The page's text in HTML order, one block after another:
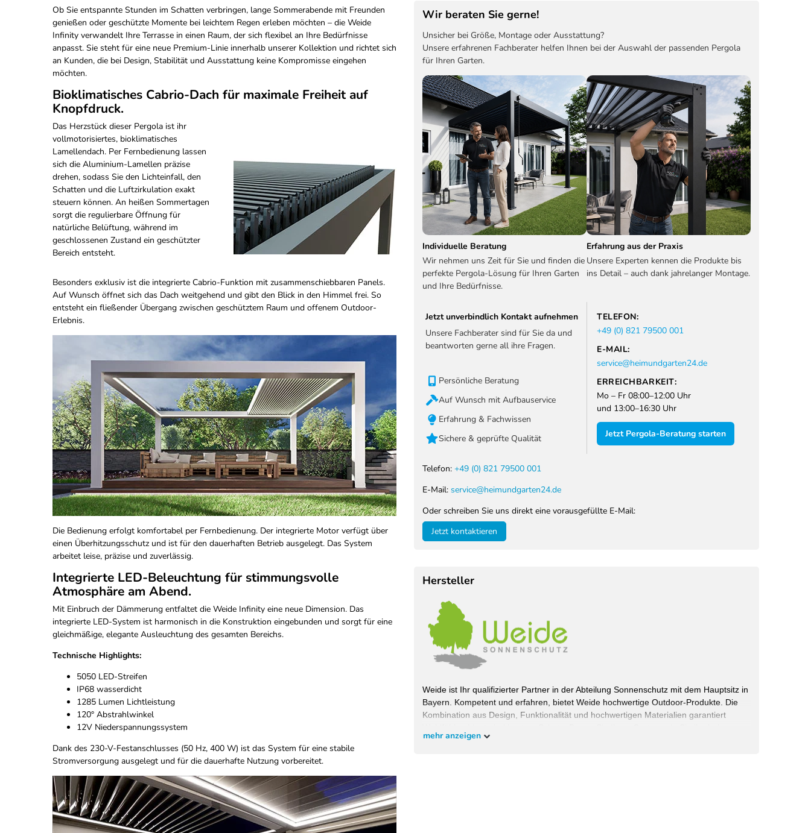
Ob Sie entspannte Stunden im Schatten verbringen, lange Sommerabende mit Freunden
genießen oder geschützte Momente bei leichtem Regen erleben möchten – die Weide
Infinity verwandelt Ihre Terrasse in einen Raum, der sich flexibel an Ihre Bedürfnisse
anpasst. Sie steht für eine neue Premium-Linie innerhalb unserer Kollektion und richtet sich
an Kunden, die bei Design, Stabilität und Ausstattung keine Kompromisse eingehen
möchten.
Bioklimatisches Cabrio-Dach für maximale Freiheit auf
Knopfdruck.
Das Herzstück dieser Pergola ist ihr
vollmotorisiertes, bioklimatisches
Lamellendach. Per Fernbedienung lassen
sich die Aluminium-Lamellen präzise
drehen, sodass Sie den Lichteinfall, den
Schatten und die Luftzirkulation exakt
steuern können. An heißen Sommertagen
sorgt die regulierbare Öffnung für
natürliche Belüftung, während im
geschlossenen Zustand ein geschützter
Bereich entsteht.
Besonders exklusiv ist die integrierte Cabrio-Funktion mit zusammenschiebbaren Panels.
Auf Wunsch öffnet sich das Dach weitgehend und gibt den Blick in den Himmel frei. So
entsteht ein fließender Übergang zwischen geschütztem Raum und offenem Outdoor-
Erlebnis.
Die Bedienung erfolgt komfortabel per Fernbedienung. Der integrierte Motor verfügt über
einen Überhitzungsschutz und ist für den dauerhaften Betrieb ausgelegt. Das System
arbeitet leise, präzise und zuverlässig.
Integrierte LED-Beleuchtung für stimmungsvolle
Atmosphäre am Abend.
Mit Einbruch der Dämmerung entfaltet die Weide Infinity eine neue Dimension. Das
integrierte LED-System ist harmonisch in die Konstruktion eingebunden und sorgt für eine
gleichmäßige, elegante Ausleuchtung des gesamten Bereichs.
Technische Highlights:
5050 LED-Streifen
IP68 wasserdicht
1285 Lumen Lichtleistung
120° Abstrahlwinkel
12V Niederspannungssystem
Dank des 230-V-Festanschlusses (50 Hz, 400 W) ist das System für eine stabile
Stromversorgung ausgelegt und für die dauerhafte Nutzung vorbereitet.
Wir beraten Sie gerne!
Unsicher bei Größe, Montage oder Ausstattung?
Unsere erfahrenen Fachberater helfen Ihnen bei der Auswahl der passenden Pergola
für Ihren Garten.
Individuelle Beratung
Wir nehmen uns Zeit für Sie und finden die
perfekte Pergola-Lösung für Ihren Garten
und Ihre Bedürfnisse.
Erfahrung aus der Praxis
Unsere Experten kennen die Produkte bis
ins Detail – auch dank jahrelanger Montage.
Jetzt unverbindlich Kontakt aufnehmen
Unsere Fachberater sind für Sie da und
beantworten gerne all ihre Fragen.
Persönliche Beratung
Auf Wunsch mit Aufbauservice
Erfahrung & Fachwissen
Sichere & geprüfte Qualität
TELEFON:
+49 (0) 821 79500 001
E-MAIL:
service@heimundgarten24.de
ERREICHBARKEIT:
Mo – Fr 08:00–12:00 Uhr
und 13:00–16:30 Uhr
Jetzt Pergola-Beratung starten
Telefon: +49 (0) 821 79500 001
E-Mail: service@heimundgarten24.de
Oder schreiben Sie uns direkt eine vorausgefüllte E-Mail:
Jetzt kontaktieren
Hersteller
Weide ist Ihr qualifizierter Partner in der Abteilung Sonnenschutz mit dem Hauptsitz in
Bayern. Kompetent und erfahren, bietet Weide hochwertige Outdoor-Produkte. Die
Kombination aus Design, Funktionalität und hochwertigen Materialien garantiert
wollen und überzeugen Sie sich selbst.
mehr anzeigen